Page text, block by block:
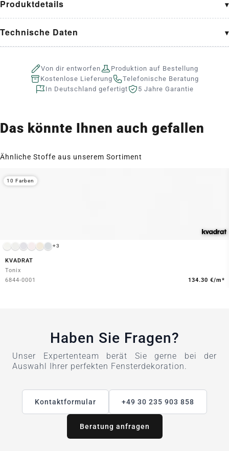
Produktdetails
Technische Daten
Von dir entworfen
Produktion auf Bestellung
Kostenlose Lieferung
Telefonische Beratung
In Deutschland gefertigt
5 Jahre Garantie
Das könnte Ihnen auch gefallen
Ähnliche Stoffe aus unserem Sortiment
+3
KVADRAT
Tonix
6844-0001
134.30 €/m*
10 Farben
Haben Sie Fragen?
Unser Expertenteam berät Sie gerne bei der
Auswahl Ihrer perfekten Fensterdekoration.
Kontaktformular +49 30 235 903 858
Beratung anfragen